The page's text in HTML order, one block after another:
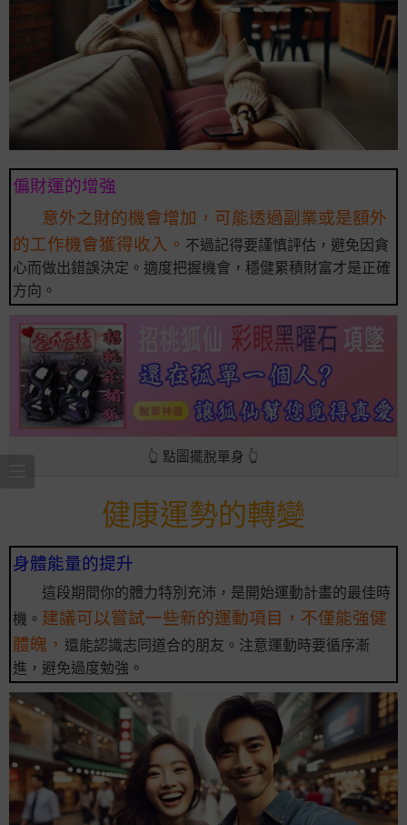
偏財運的增強
意外之財的機會增加，可能透過副業或是額外
的工作機會獲得收入。 不過記得要謹慎評估，避免因貪
心而做出錯誤決定。適度把握機會，穩健累積財富才是正確
方向。
👆 點圖擺脫單身 👆
健康運勢的轉變
身體能量的提升
這段期間你的體力特別充沛，是開始運動計畫的最佳時
機。 建議可以嘗試一些新的運動項目，不僅能強健
體魄， 還能認識志同道合的朋友。注意運動時要循序漸
進，避免過度勉強。